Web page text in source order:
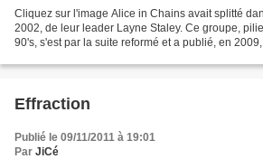
Cliquez sur l'image Alice in Chains avait splitté
2002, de leur leader Layne Staley. Ce groupe,
90's, s'est par la suite reformé et a publié, en
Effraction
Publié le 09/11/2011 à 19:01
Par JiCé